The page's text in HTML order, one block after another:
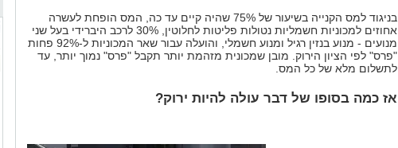
בניגוד למס הקנייה בשיעור של 75% שהיה קיים עד כה, המס הופחת לעשרה
אחוזים למכוניות חשמליות נטולות פליטות לחלוטין, 30% לרכב היברידי בעל שני
מנועים - מנוע בנזין רגיל ומנוע חשמלי, והועלה עבור שאר המכוניות ל-92% פחות
"פרס" לפי הציון הירוק. מובן שמכונית מזהמת יותר תקבל "פרס" נמוך יותר, עד
לתשלום מלא של כל המס.
אז כמה בסופו של דבר עולה להיות ירוק?